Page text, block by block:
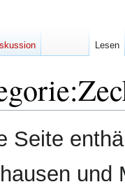
:
Seite
und
Lesen